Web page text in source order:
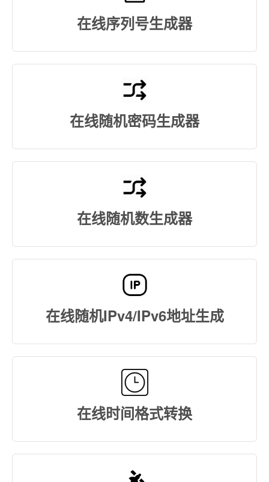
在线序列号生成器
在线随机密码生成器
在线随机数生成器
在线随机IPv4/IPv6地址生成
在线时间格式转换